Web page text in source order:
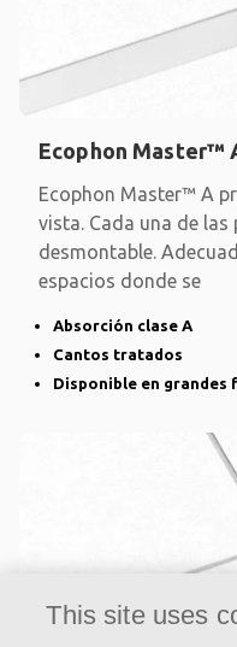
Ecophon Master™
Ecophon Master™ A
vista. Cada una de
desmontable.
espacios donde se
Absorción clase A
Cantos tratados
Disponible en
This site uses